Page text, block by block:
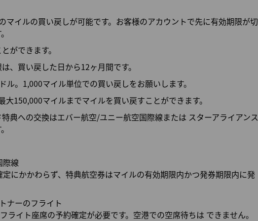
マイルの買い戻しが可能です。お客様のアカウントで先に有効期限が切
ができます。
、買い戻した日から12ヶ月間です。
。1,000マイル単位での買い戻しをお願いします。
150,000マイルまでマイルを買い戻すことができます。
典への交換はエバー航空/ユニー航空国際線または スターアライアンス
際線
にかかわらず、特典航空券はマイルの有効期限内かつ発券期限内に発
ナーのフライト
ライト座席の予約確定が必要です。空港での空席待ちは できません。